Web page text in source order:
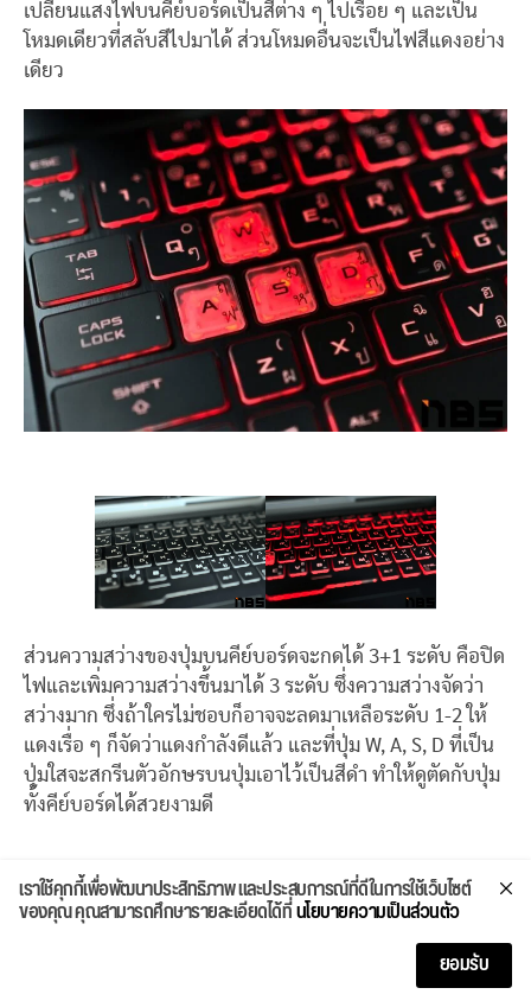
เปลี่ยนแสงไฟบนคีย์บอร์ดเป็นสีต่าง ๆ ไปเรื่อย ๆ และเป็น
โหมดเดียวที่สลับสีไปมาได้ ส่วนโหมดอื่นจะเป็นไฟสีแดงอย่าง
เดียว
ส่วนความสว่างของปุ่มบนคีย์บอร์ดจะกดได้ 3+1 ระดับ คือปิด
ไฟและเพิ่มความสว่างขึ้นมาได้ 3 ระดับ ซึ่งความสว่างจัดว่า
สว่างมาก ซึ่งถ้าใครไม่ชอบก็อาจจะลดมาเหลือระดับ 1-2 ให้
แดงเรื่อ ๆ ก็จัดว่าแดงกำลังดีแล้ว และที่ปุ่ม W, A, S, D ที่เป็น
ปุ่มใสจะสกรีนตัวอักษรบนปุ่มเอาไว้เป็นสีดำ ทำให้ดูตัดกับปุ่ม
ทั้งคีย์บอร์ดได้สวยงามดี
เราใช้คุกกี้เพื่อพัฒนาประสิทธิภาพ และประสบการณ์ที่ดีในการใช้เว็บไซต์
ของคุณ คุณสามารถศึกษารายละเอียดได้ที่นโยบายความเป็นส่วนตัว
ยอมรับ